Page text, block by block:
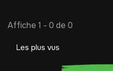
Affiche 1 - 0 de 0
Les plus vus